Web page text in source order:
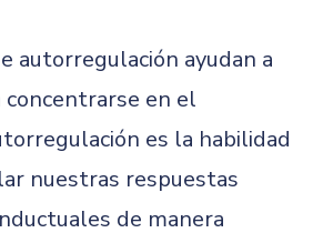
autorregulación ayudan a
en el
es la habilidad
nuestras respuestas
de manera